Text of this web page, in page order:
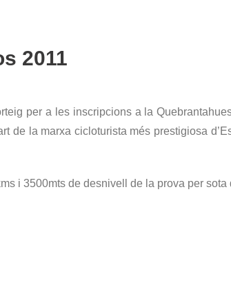
2011
per a les inscripcions a la
de la marxa cicloturista més prestigiosa
i 3500mts de desnivell de la prova per sota